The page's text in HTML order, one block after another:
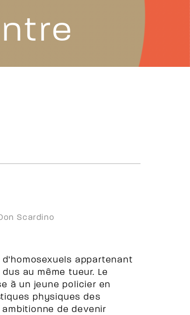
Scardino
appartenant
au même tueur. Le
à un jeune policier en
physiques des
ambitionne de devenir